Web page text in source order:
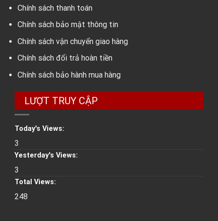
Chính sách thanh toán
Chính sách bảo mật thông tin
Chính sách vận chuyển giao hàng
Chính sách đổi trả hoàn tiền
Chính sách bảo hành mua hàng
LƯỢT TRUY CẬP
Today's Views:
3
Yesterday's Views:
3
Total Views:
248